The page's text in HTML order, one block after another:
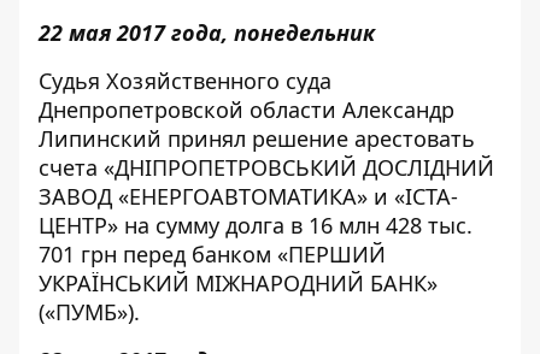
22 мая 2017 года, понедельник
Судья Хозяйственного суда
Днепропетровской области Александр
Липинский принял решение арестовать
счета «ДНІПРОПЕТРОВСЬКИЙ ДОСЛІДНИЙ
ЗАВОД «ЕНЕРГОАВТОМАТИКА» и «ІСТА-
ЦЕНТР» на сумму долга в 16 млн 428 тыс.
701 грн перед банком «ПЕРШИЙ
УКРАЇНСЬКИЙ МІЖНАРОДНИЙ БАНК»
(«ПУМБ»).